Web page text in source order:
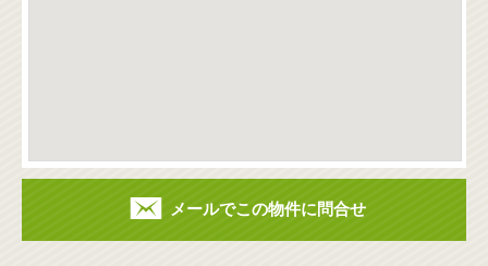
メールでこの物件に問合せ